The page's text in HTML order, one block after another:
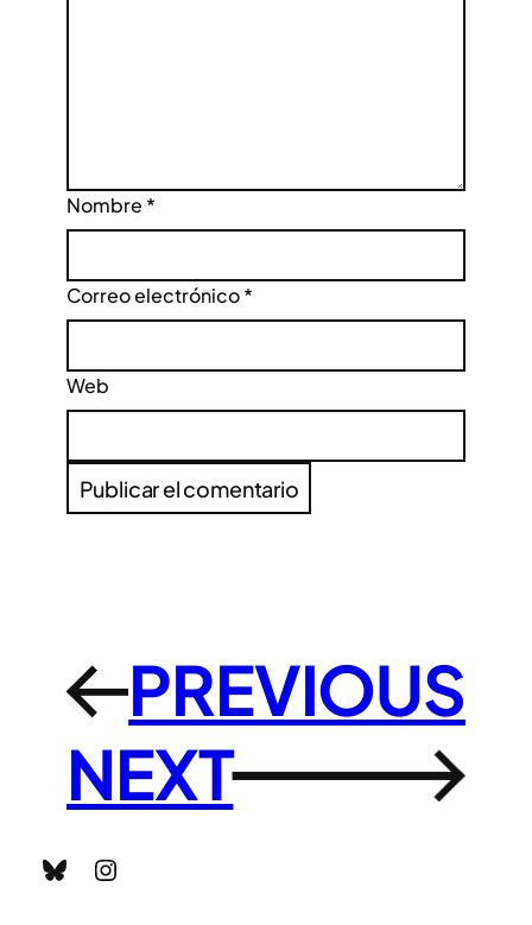
Nombre *
Correo electrónico*
Web
←PREVIOUS
NEXT
→
Bluesky Instagram